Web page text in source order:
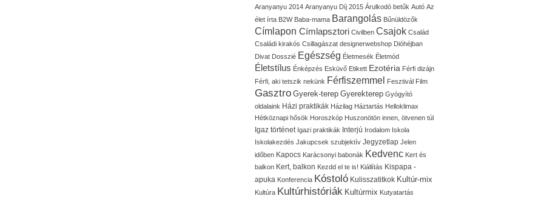
Aranyanyu 2014 Aranyanyu Díj 2015 Árulkodó betűk Autó Az
élet írta B2W Baba-mama Barangolás Bűnüldözők
Címlapon Címlapsztori Civilben Csajok Család
Családi kirakós Csillagászat designerwebshop Dióhéjban
Divat Dosszié Egészség Életmesék Életmód
Életstílus Énképzés Esküvő Etikett Ezotéria Férfi dizájn
Férfi, aki tetszik nekünk Férfiszemmel Fesztivál Film
Gasztro Gyerek-terep Gyerekterep Gyógyító
oldalaink Házi praktikák Házilag Háztartás Helloklimax
Hétköznapi hősök Horoszkóp Huszonötön innen, ötvenen túl
Igaz történet Igazi praktikák Interjú Irodalom Iskola
Iskolakezdés Jakupcsek szubjektív Jegyzetlap Jelen
időben Kapocs Karácsonyi babonák Kedvenc Kert és
balkon Kert, balkon Kezdd el te is! Kiállítás Kispapa -
apuka Konferencia Kóstoló Kulisszatitkok Kultúr-mix
Kultúra Kultúrhistóriák Kultúrmix Kutyatartás